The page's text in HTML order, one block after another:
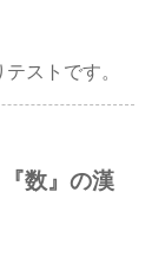
ストです。
数』の漢